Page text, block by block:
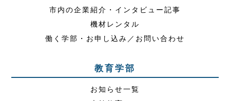
市内の企業紹介・インタビュー記事
機材レンタル
働く学部・お申し込み／お問い合わせ
教育学部
お知らせ一覧